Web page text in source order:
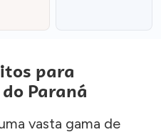
para
Paraná
vasta gama de